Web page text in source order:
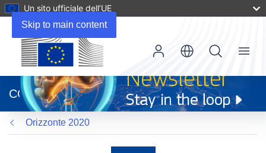
Skip to main content
Un sito ufficiale dell’UE
apre
in
una
nuova
finestra)
CORDIS
Menu
Orizzonte 2020